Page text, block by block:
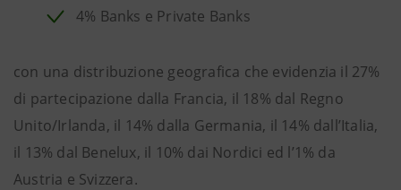
4% Banks e Private Banks
con una distribuzione geografica che evidenzia il 27%
di partecipazione dalla Francia, il 18% dal Regno
Unito/Irlanda, il 14% dalla Germania, il 14% dall’Italia,
il 13% dal Benelux, il 10% dai Nordici ed l’1% da
Austria e Svizzera.